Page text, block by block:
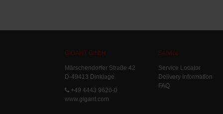
GIGANT GmbH
Märschendorfer Straße 42
D-49413 Dinklage
+49 4443 9620-0
www.gigant.com
Service
Service Locator
Delivery Information
FAQ